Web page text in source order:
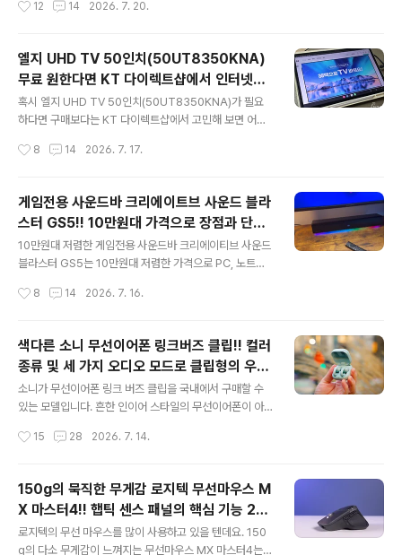
한기 없이 보송하고 산뜻한 환경을 조성해 삶의 질을 높여
까요? 언 듯 생각나는 것은 모르는 정보에 대한 신속하고
할 수 있습니다. 물론 인공지능 플랫폼을 많이 사용해 본 분
들은 알겠지만 사실이 아닌 내용을 그럴듯하게 진실처럼
답변하기도 하기도 합니다. 특히 학습을 미처 하지 못한 신
기술이나 새로운 사실은 더욱 그렇습니다. 따라서 프롬프
것이 중요합니다. 오픈AI의 스마트 스피커 영향 Chat GP
12 14 2026. 7. 20.
엘지 UHD TV 50인치(50UT8350KNA)
무료 원한다면 KT 다이렉트샵에서 인터넷과
함께 지니TV(전용VOD) 조합 고민?
혹시 엘지 UHD TV 50인치(50UT8350KNA)가 필요
하다면 구매보다는 KT 다이렉트샵에서 고민해 보면 어떨
직장 문제로 잠시 혼자 살아야 하는 분들에게 특히 유용한
분들이 있겠군요. 새롭게 독립해 살게 되면 우선 인터넷을
설치해야 하고 TV는 스마트폰으로 해결하면 되겠지만 혼
자 살면 심심하니 지니TV로 다양한 콘텐츠를 즐기는 게 필
요하지 않을까요? 물론 엘지 UHD TV 50인치(50UT83
50KNA)를 무료로 받을 수 있지만 세상에 공짜는 없는 법
조합된 상품을 이용하면 단일 상품보다 이득이기 때문에
8 14 2026. 7. 17.
게임전용 사운드바 크리에이트브 사운드 블라
스터 GS5!! 10만원대 가격으로 장점과 단점
은?
10만원대 저렴한 게임전용 사운드바 크리에이티브 사운드
블라스터 GS5는 10만원대 저렴한 가격으로 PC, 노트북,
기에서 사용할 수 있는 공간 절약형 올인원 오디오 솔루션
급형 스피커와 부피가 큰 오디오 시스템까지 다양하지만
크리에이트브 사운드 블라스터 GS5는 편리함, 간편한 연
결, 그리고 컴팩트한 크기로 나름 경쟁력을 확보하고 있습
니다. 대부분의 내장 스피커보다 나은 음질을 원하지만 두
은 사용자들에게 적합합니다. 크리에이티브 사운드 블라스
8 14 2026. 7. 16.
색다른 소니 무선이어폰 링크버즈 클립!! 컬러
종류 및 세 가지 오디오 모드로 클립형의 우려
를 해소시켜
소니가 무선이어폰 링크 버즈 클립을 국내에서 구매할 수
있는 모델입니다. 흔한 인이어 스타일의 무선이어폰이 아
간이 필요하겠죠. 주변을 너무 의식하는 분들에게는 쉽지
른 경험과 얼리어답터 기질이 있다면 반가울 수도 있습니
다. 물론 클립형 무선이어폰은 소니만 출시한 모델이 아니
기 때문에 가끔 클립형 무선이어폰을 사용하는 연예인이나
일반인들을 볼 수도 있습니다. 인이어 스타일의 무선이어
폰은 장시간 사용하면 청각에 영향을 준다는 뉴스도 있는
15 28 2026. 7. 14.
150g의 묵직한 무게감 로지텍 무선마우스 M
X 마스터4!! 햅틱 센스 패널의 핵심 기능 2가
지 매력적일까?
로지텍의 무선 마우스를 많이 사용하고 있을 텐데요. 150
g의 다소 무게감이 느껴지는 무선마우스 MX 마스터4는